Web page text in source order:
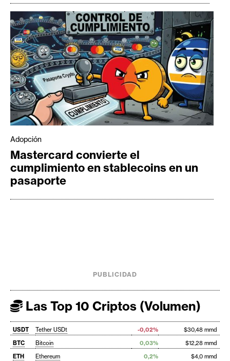
Adopción
Mastercard convierte el
cumplimiento en stablecoins en un
pasaporte
PUBLICIDAD
Las Top 10 Criptos (Volumen)
USDT Tether USDt -0,02%
$30,48 mmd
BTC
Bitcoin 0,03%
$12,28 mmd
ETH
Ethereum 0,2%
$4,0 mmd